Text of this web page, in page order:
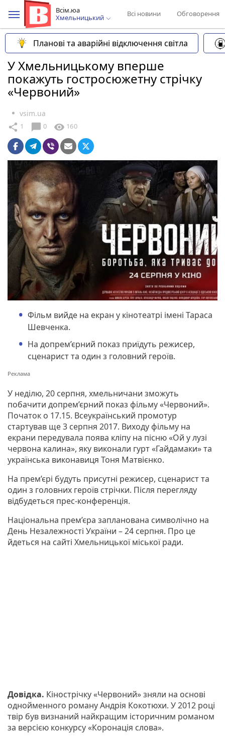
Всім.юа
Хмельницький
Всі новини Обговорення
Планові та аварійні відключення світла
У Хмельницькому вперше
покажуть гостросюжетну стрічку
«Червоний»
vsim.ua
share 1 chat_bubble 0 visibility 160
Фільм вийде на екран у кінотеатрі імені Тараса
Шевченка.
На допрем’єрний показ приїдуть режисер,
сценарист та один з головний героїв.
У неділю, 20 серпня, хмельничани зможуть
побачити допрем’єрний показ фільму «Червоний».
Початок о 17.15. Всеукраїнський промотур
стартував ще 3 серпня 2017. Виходу фільму на
екрани передувала поява кліпу на пісню «Ой у лузі
червона калина», яку виконали гурт «Гайдамаки» та
українська виконавиця Тоня Матвієнко.
На прем’єрі будуть присутні режисер, сценарист та
один з головних героїв стрічки. Після перегляду
відбудеться прес-конференція.
Національна прем’єра запланована символічно на
День Незалежності України – 24 серпня. Про це
йдеться на сайті Хмельницької міської ради.
Довідка. Кінострічку «Червоний» зняли на основі
однойменного роману Андрія Кокотюхи. У 2012 році
твір був визнаний найкращим історичним романом
за версією конкурсу «Коронація слова».